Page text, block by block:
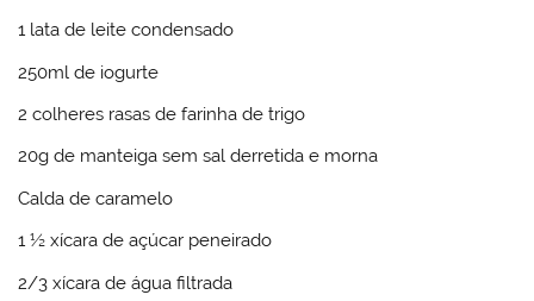
1 lata de leite condensado
250ml de iogurte
2 colheres rasas de farinha de trigo
20g de manteiga sem sal derretida e morna
Calda de caramelo
1 ½ xícara de açúcar peneirado
2/3 xícara de água filtrada